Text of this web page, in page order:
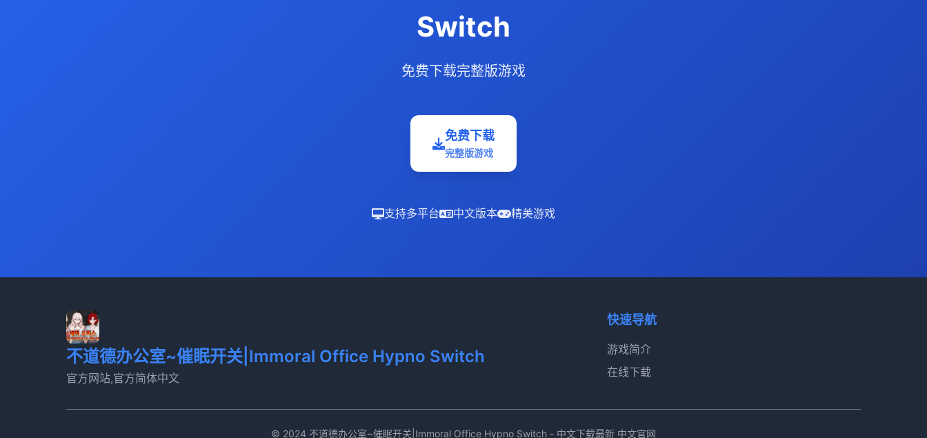
Switch
免费下载完整版游戏
免费下载
完整版游戏
支持多平台 中文版本 精美游戏
不道德办公室~催眠开关|Immoral Office Hypno Switch
官方网站,官方简体中文
快速导航
游戏简介
在线下载
© 2024 不道德办公室~催眠开关|Immoral Office Hypno Switch - 中文下载最新 中文官网